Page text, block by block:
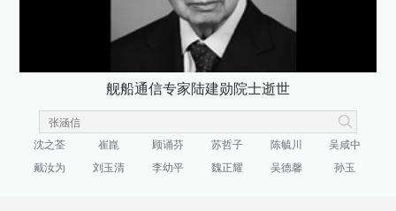
舰船通信专家陆建勋院士逝世
沈之荃 崔崑 顾诵芬 苏哲子 陈毓川
吴咸中
戴汝为
刘玉清 李幼平 魏正耀 吴德馨 孙玉